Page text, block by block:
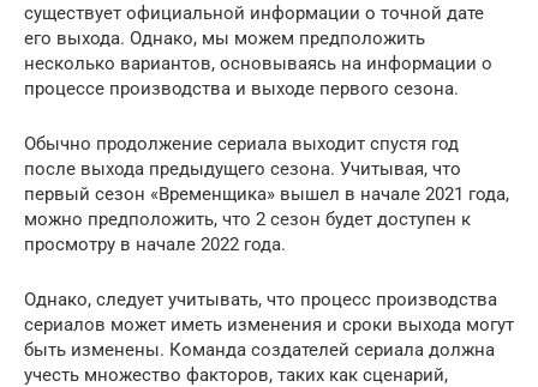
существует официальной информации о точной дате
его выхода. Однако, мы можем предположить
несколько вариантов, основываясь на информации о
процессе производства и выходе первого сезона.
Обычно продолжение сериала выходит спустя год
после выхода предыдущего сезона. Учитывая, что
первый сезон «Временщика» вышел в начале 2021 года,
можно предположить, что 2 сезон будет доступен к
просмотру в начале 2022 года.
Однако, следует учитывать, что процесс производства
сериалов может иметь изменения и сроки выхода могут
быть изменены. Команда создателей сериала должна
учесть множество факторов, таких как сценарий,